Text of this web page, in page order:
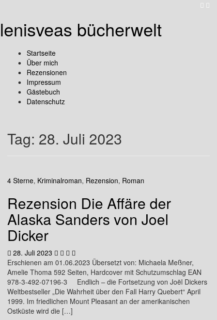
lenisveas bücherwelt
Startseite
Über mich
Rezensionen
Impressum
Gästebuch
Datenschutz
Tag: 28. Juli 2023
4 Sterne, Kriminalroman, Rezension, Roman
Rezension Die Affäre der
Alaska Sanders von Joel
Dicker
28. Juli 2023
Erschienen am 01.06.2023 Übersetzt von: Michaela Meßner,
Amelie Thoma 592 Seiten, Hardcover mit Schutzumschlag EAN
978-3-492-07196-3 Endlich – die Fortsetzung von Joël Dickers
Weltbestseller „Die Wahrheit über den Fall Harry Quebert“ April
1999. Im friedlichen Mount Pleasant an der amerikanischen
Ostküste wird die […]